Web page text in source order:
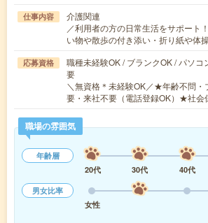
仕事内容
介護関連
／利用者の方の日常生活をサポー
い物や散歩の付き添い・折り紙や体
応募資格
職種未経験OK / ブランクOK / パソコ
要
＼無資格＊未経験OK／★年齢不問
要・来社不要（電話登録OK）★社
職場の雰囲気
年齢層
20代
30代 40代
男女比率
女性